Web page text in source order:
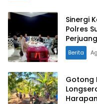
Sinergi
Polres
Berita
Gotong
Harapan